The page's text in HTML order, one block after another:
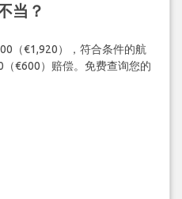
当？
（€1,920），符合条件的航
€600）赔偿。免费查询您的